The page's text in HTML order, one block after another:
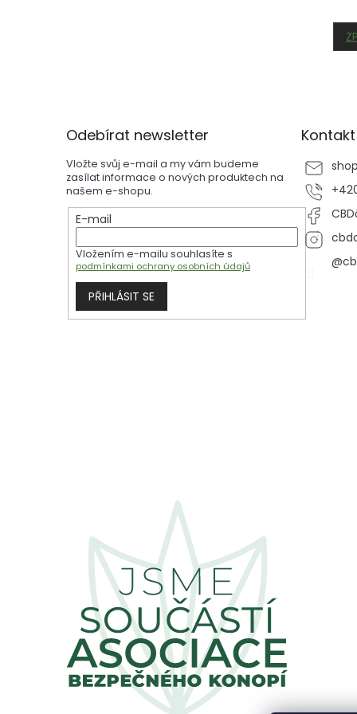
Odebírat newsletter
Vložte svůj e-mail a my vám budeme
zasílat informace o nových produktech na
našem e-shopu.
E-mail
Vložením e-mailu souhlasíte s
podmínkami ochrany osobních údajů
PŘIHLÁSIT SE
Kontakt
shop